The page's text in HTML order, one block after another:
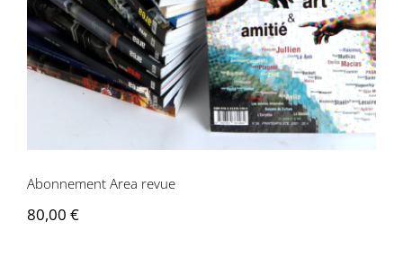
Abonnement Area revue
80,00 €